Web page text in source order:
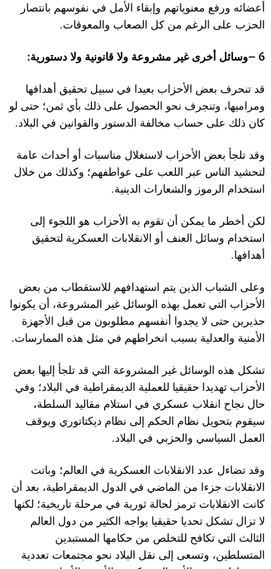
أعضائه ورفع معنوياتهم وإبقاء الأمل في نفوسهم بانتصار
الحزب على الرغم من كل الصعاب والمعوقات.
6 –
وسائل أخرى غير مشروعة ولا قانونية ول ا دستورية:
قد تنحرف بعض الأحزاب بعيدا في سبيل تحقيق أهدافها
ومراميها، وتنجرف نحو الحصول على ذلك بأي ثمن؛ حتى لو
كان ذلك على حساب مخالفة الدستور والقوانين في البلاد.
وقد تلجأ بعض الأحزاب لاستغلال مناسبات أو أحداث عامة
لتحشيد الناس عبر اللعب على عواطفهم؛ وكذلك من خلال
استخدام الرموز والشعارات الدينية.
لكن أخطر ما يمكن أن تقوم به الأحزاب هو اللجوء إلى
استخدام وسائل العنف أو الانقلابات العسكرية لتحقيق
أهدافها.
وعلى الشباب الذين يتم استهدافهم للاستقطاب من بعض
الأحزاب التي تعمل بهذه الوسائل غير المشروعة، أن يكونوا
حذيرين حتى لا يجدوا أنفسهم مطلوبون من قبل الأجهزة
الأمنية والعدلية بسبب انخراطهم في مثل هذه الممارسات.
تشكل هذه الوسائل غير المشروعة التي قد تلجأ إليها بعض
الأحزاب تهديدا حقيقيا للعملية الديمقراطية في البلاد؛ وفي
حال نجاح انقلاب عسكري في استلام مقاليد السلطة،
سيقوم بتحويل نظام الحكم إلى نظام ديكتاتوري ويوقف
العمل السياسي والحزبي في البلاد.
وقد تضاءل عدد الانقلابات العسكرية في العالم؛ وباتت
الانقلابات جزءا من الماضي في الدول الديمقراطية، بعد أن
كانت الانقلابات ترمز لحالة ثورية في مرحلة تاريخية؛ لكنها
ل ا تزال تشكل تحديا حقيقيا يواجه الكثير من دول العالم
الثالث التي تكافح للتخلص من حكامها المستبدين
المتسلطين، وتسعى إلى نقل البلاد نحو مجتمعات تعددية